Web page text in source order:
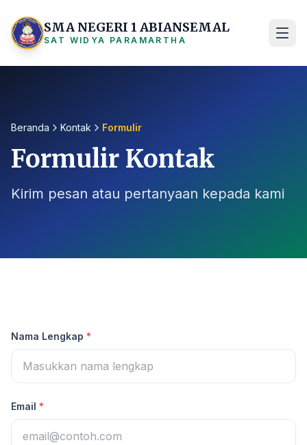
SMA NEGERI 1 ABIANSEMAL
SAT WIDYA PARAMARTHA
Beranda Kontak Formulir
Formulir Kontak
Kirim pesan atau pertanyaan kepada kami
Nama Lengkap *
Email *